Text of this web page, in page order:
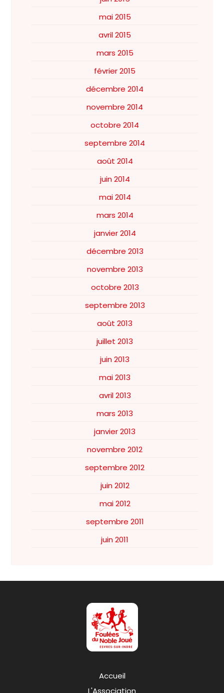
mai 2015
avril 2015
mars 2015
février 2015
décembre 2014
novembre 2014
octobre 2014
septembre 2014
août 2014
juin 2014
mai 2014
mars 2014
janvier 2014
décembre 2013
novembre 2013
octobre 2013
septembre 2013
août 2013
juillet 2013
juin 2013
mai 2013
avril 2013
mars 2013
janvier 2013
novembre 2012
septembre 2012
juin 2012
mai 2012
septembre 2011
juin 2011
Accueil
L'Association